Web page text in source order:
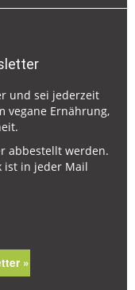
und sei jederzeit
vegane Ernährung,
abbestellt werden.
ist in jeder Mail
»